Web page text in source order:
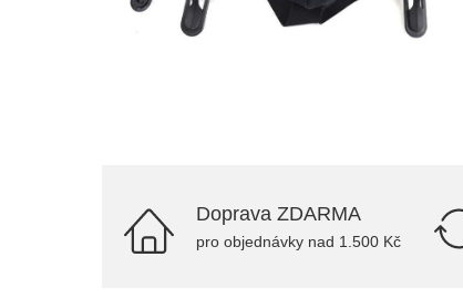
Doprava ZDARMA
pro objednávky nad 1.500 Kč